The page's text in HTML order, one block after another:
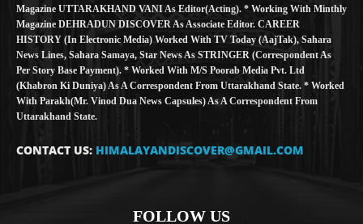
Magazine UTTARAKHAND VANI As Editor(Acting). * Working With Minthly
Magazine DEHRADUN DISCOVER As Associate Editor. CAREER
HISTORY (in Electronic Media) Worked With TV Today (AajTak), Sahara
News Lines, Sahara Samaya, Star News As STRINGER (Correspondent As
Per Story Base Payment). * Worked With M/S Poorab Media Pvt. Ltd
(Khabron Ki Duniya) As A Correspondent From Uttarakhand State. * Worked
With Parakh(Mr. Vinod Dua News Capsules) As A Correspondent From
Uttarakhand State.
CONTACT US: HIMALAYANDISCOVER@GMAIL.COM
FOLLOW US